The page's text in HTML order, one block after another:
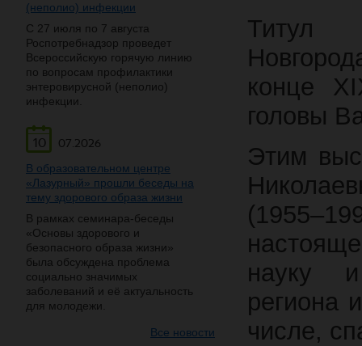
(неполио) инфекции
С 27 июля по 7 августа
Роспотребнадзор проведет
Всероссийскую горячую линию
по вопросам профилактики
энтеровирусной (неполио)
инфекции.
10
07.2026
В образовательном центре
«Лазурный» прошли беседы на
тему здорового образа жизни
В рамках семинара-беседы
«Основы здорового и
безопасного образа жизни»
была обсуждена проблема
социально значимых
заболеваний и её актуальность
для молодежи.
Все новости
Титул
конце
головы
Этим
науку и
региона
числе,